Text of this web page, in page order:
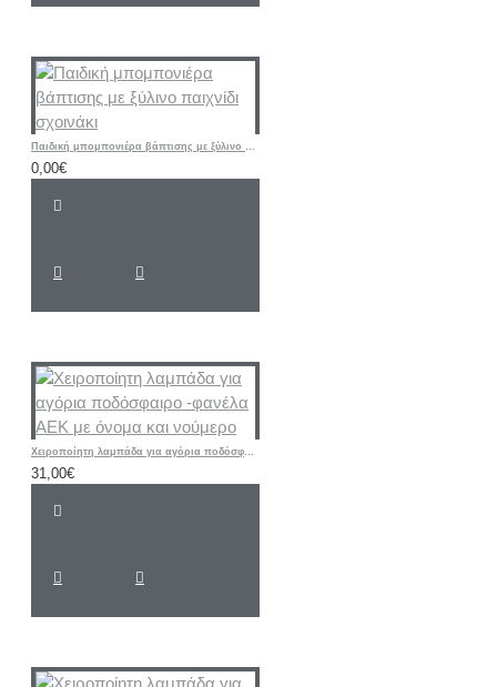
Παιδική μπομπονιέρα βάπτισης με ξύλινο παιχνίδι σχοινάκι
0,00€
Χειροποίητη λαμπάδα για αγόρια ποδόσφαιρο -φανέλα ΑΕΚ με όνομα και νούμερο
31,00€